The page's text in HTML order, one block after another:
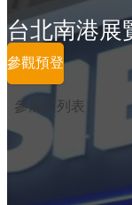
台北南港展
參觀預登
參展商列表